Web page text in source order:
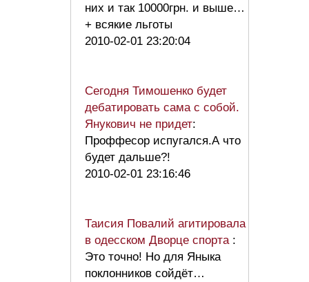
них и так 10000грн. и выше…
+ всякие льготы
2010-02-01 23:20:04
Сегодня Тимошенко будет
дебатировать сама с собой.
Янукович не придет:
Проффесор испугался.А что
будет дальше?!
2010-02-01 23:16:46
Таисия Повалий агитировала
в одесском Дворце спорта :
Это точно! Но для Яныка
поклонников сойдёт…